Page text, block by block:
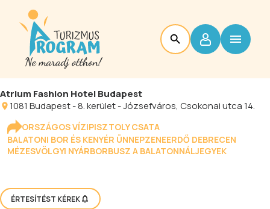
Atrium Fashion Hotel Budapest
1081 Budapest-8. kerület - Józsefváros, Csokonai utca 14.
ORSZÁGOS VÍZIPISZTOLY CSATA
BALATONI BOR ÉS KENYÉR ÜNNEPZENEERDŐ DEBRECEN
MÉZESVÖLGYI NYÁRBORBUSZ A BALATONNÁLJEGYEK
ÉRTESÍTÉST KÉREK